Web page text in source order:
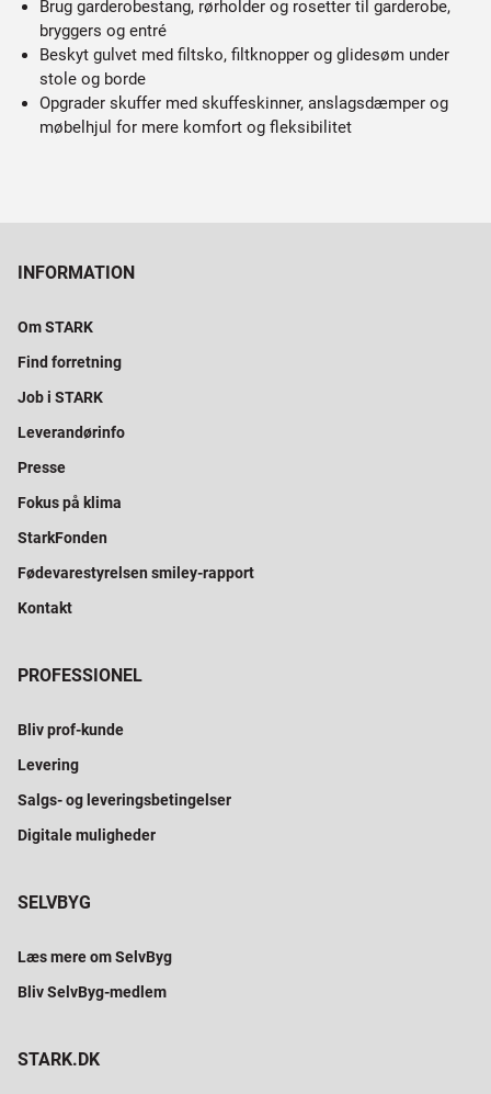
Brug garderobestang, rørholder og rosetter til garderobe,
bryggers og entré
Beskyt gulvet med filtsko, filtknopper og glidesøm under
stole og borde
Opgrader skuffer med skuffeskinner, anslagsdæmper og
møbelhjul for mere komfort og fleksibilitet
INFORMATION
Om STARK
Find forretning
Job i STARK
Leverandørinfo
Presse
Fokus på klima
StarkFonden
Fødevarestyrelsen smiley-rapport
Kontakt
PROFESSIONEL
Bliv prof-kunde
Levering
Salgs- og leveringsbetingelser
Digitale muligheder
SELVBYG
Læs mere om SelvByg
Bliv SelvByg-medlem
STARK.DK